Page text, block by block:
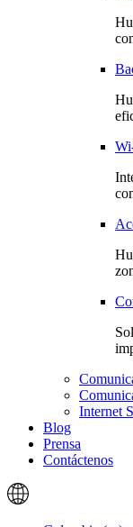
Internet
Blog
Prensa
Contáctenos